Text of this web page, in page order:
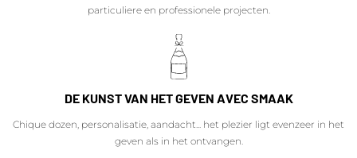
particuliere en professionele projecten.
DE KUNST VAN HET GEVEN AVEC SMAAK
Chique dozen, personalisatie, aandacht... het plezier ligt evenzeer in het
geven als in het ontvangen.